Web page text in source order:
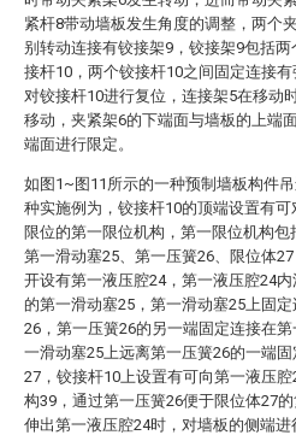
紧杆8带动墙板发生角度的调整，两个
别转动连接有铰接架9，铰接架9包括
接杆10，两个铰接杆10之间固定连接
对铰接杆10进行复位，连接架5在移动
移动，夹紧架6的下端面与墙板的上端
端面进行限定。
如图1~图11所示的一种预制墙板构件
种实施例为，铰接杆10的顶端设置有
限位的第一限位机构，第一限位机构包
第一滑动塞25、第一压簧26、限位体
开设有第一液压腔24，第一液压腔24
的第一滑动塞25，第一滑动塞25上固
26，第一压簧26的另一端固定连接在
一滑动塞25上远离第一压簧26的一端
27，铰接杆10上设置有可向第一液压
构39，通过第一压簧26便于限位体27
伸出第一液压腔24时，对墙板的侧端